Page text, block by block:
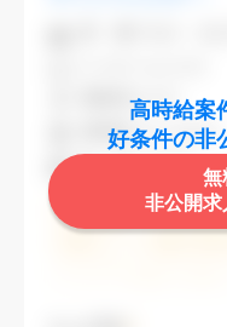
高時給案
好条件の非
無
非公開求
土日祝休
勤務地渋谷区
最寄駅渋谷,表参道